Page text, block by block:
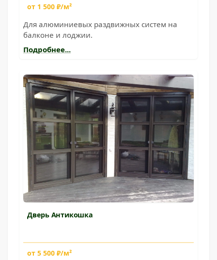
от 1 500 ₽/м²
Для алюминиевых раздвижных систем на
балконе и лоджии.
Подробнее...
Дверь Антикошка
от 5 500 ₽/м²